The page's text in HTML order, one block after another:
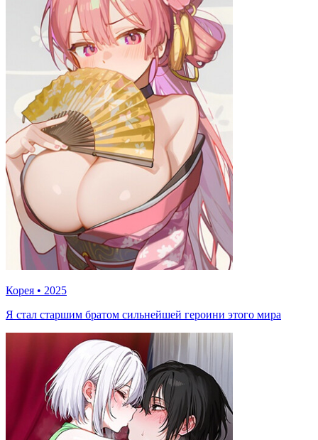
Корея • 2025
Я стал старшим братом сильнейшей героини этого мира